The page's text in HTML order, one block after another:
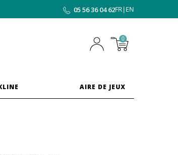
05 56 36 04 62FR|EN
0
AIRE DE JEUX